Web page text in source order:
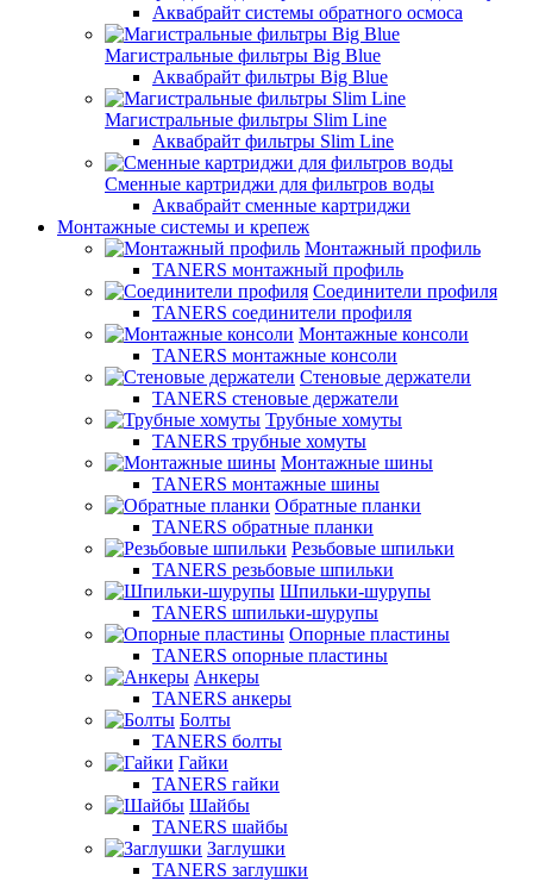
Аквабрайт системы обратного осмоса
Магистральные фильтры Big Blue
Аквабрайт фильтры Big Blue
Магистральные фильтры Slim Line
Аквабрайт фильтры Slim Line
Сменные картриджи для фильтров воды
Аквабрайт сменные картриджи
Монтажные системы и крепеж
Монтажный профиль
TANERS монтажный профиль
Соединители профиля
TANERS соединители профиля
Монтажные консоли
TANERS монтажные консоли
Стеновые держатели
TANERS стеновые держатели
Трубные хомуты
TANERS трубные хомуты
Монтажные шины
TANERS монтажные шины
Обратные планки
TANERS обратные планки
Резьбовые шпильки
TANERS резьбовые шпильки
Шпильки-шурупы
TANERS шпильки-шурупы
Опорные пластины
TANERS опорные пластины
Анкеры
TANERS анкеры
Болты
TANERS болты
Гайки
TANERS гайки
Шайбы
TANERS шайбы
Заглушки
TANERS заглушки